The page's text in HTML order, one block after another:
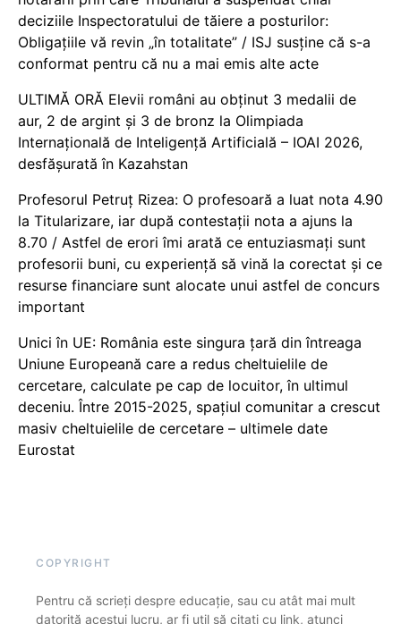
deciziile Inspectoratului de tăiere a posturilor:
Obligațiile vă revin „în totalitate” / ISJ susține că s-a
conformat pentru că nu a mai emis alte acte
ULTIMĂ ORĂ Elevii români au obținut 3 medalii de
aur, 2 de argint și 3 de bronz la Olimpiada
Internațională de Inteligență Artificială – IOAI 2026,
desfășurată în Kazahstan
Profesorul Petruț Rizea: O profesoară a luat nota 4.90
la Titularizare, iar după contestații nota a ajuns la
8.70 / Astfel de erori îmi arată ce entuziasmați sunt
profesorii buni, cu experiență să vină la corectat și ce
resurse financiare sunt alocate unui astfel de concurs
important
Unici în UE: România este singura țară din întreaga
Uniune Europeană care a redus cheltuielile de
cercetare, calculate pe cap de locuitor, în ultimul
deceniu. Între 2015-2025, spațiul comunitar a crescut
masiv cheltuielile de cercetare – ultimele date
Eurostat
COPYRIGHT
Pentru că scrieți despre educație, sau cu atât mai mult
datorită acestui lucru, ar fi util să citați cu link, atunci